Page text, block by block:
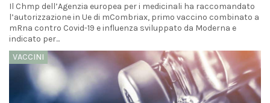
Il Chmp dell’Agenzia europea per i medicinali ha raccomandato
l’autorizzazione in Ue di mCombriax, primo vaccino combinato a
mRna contro Covid-19 e influenza sviluppato da Moderna e
indicato per...
VACCINI